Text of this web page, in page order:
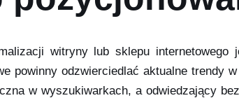
witryny lub sklepu internetowego
powinny odzwierciedlać aktualne trendy
w wyszukiwarkach, a odwiedzający